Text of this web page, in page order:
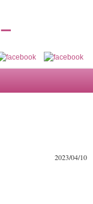
2023/04/10